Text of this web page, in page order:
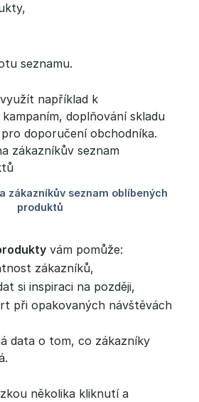
seznamu.
například k
doplňování skladu
doporučení obchodníka.
vám pomůže:
zákazníků,
si inspiraci na později,
při opakovaných návštěvách
data o tom, co zákazníky
několika kliknutí a